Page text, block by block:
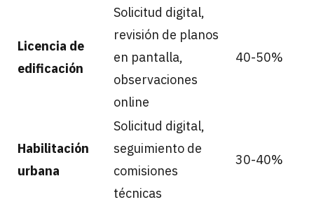
Licencia de
edificación
Solicitud digital,
revisión de planos
en pantalla,
observaciones
online
40-50%
Habilitación
urbana
Solicitud digital,
seguimiento de
comisiones
técnicas
30-40%